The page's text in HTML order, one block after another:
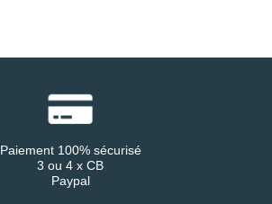
Paiement 100% sécurisé
3 ou 4 x CB
Paypal